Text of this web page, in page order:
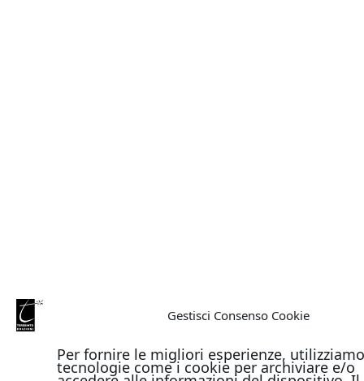
Gestisci Consenso Cookie
Per fornire le migliori esperienze, utilizziamo
tecnologie come i cookie per archiviare e/o